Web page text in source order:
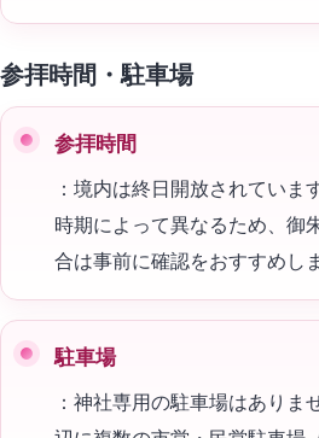
参拝時間・駐車場
参拝時間
：境内は終日開放されていま
時期によって異なるため、御
合は事前に確認をおすすめし
駐車場
：神社専用の駐車場はありま